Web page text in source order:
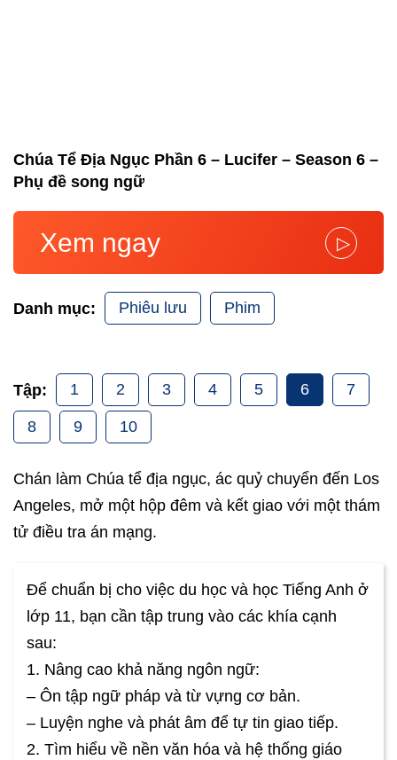
Chúa Tể Địa Ngục Phần 6 – Lucifer – Season 6 –
Phụ đề song ngữ
Danh mục: Phiêu lưu Phim
Xem ngay ▷
Tập: 1 2 3 4 5 6 7
8 9 10
Chán làm Chúa tể địa ngục, ác quỷ chuyển đến Los
Angeles, mở một hộp đêm và kết giao với một thám
tử điều tra án mạng.
Để chuẩn bị cho việc du học và học Tiếng Anh ở
lớp 11, bạn cần tập trung vào các khía cạnh
sau:
1. Nâng cao khả năng ngôn ngữ:
– Ôn tập ngữ pháp và từ vựng cơ bản.
– Luyện nghe và phát âm để tự tin giao tiếp.
2. Tìm hiểu về nền văn hóa và hệ thống giáo